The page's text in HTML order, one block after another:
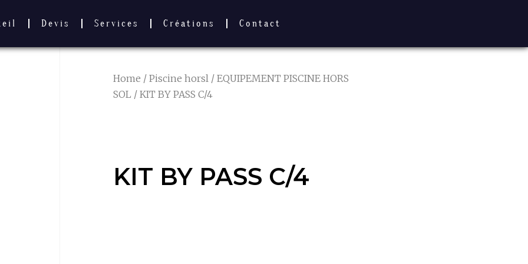
Devis Services Créations Contact
Home / Piscine horsl / EQUIPEMENT PISCINE HORS
SOL / KIT BY PASS C/4
KIT BY PASS C/4